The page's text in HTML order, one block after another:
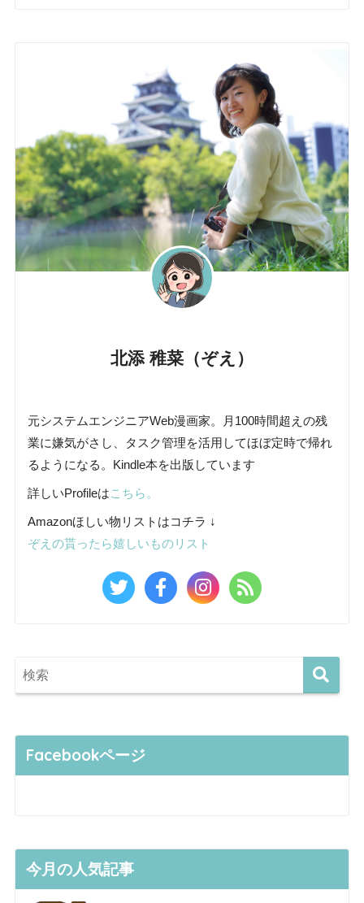
北添 稚菜（ぞえ）
元システムエンジニアWeb漫画家。月100時間超えの残
業に嫌気がさし、タスク管理を活用してほぼ定時で帰れ
るようになる。Kindle本を出版しています
詳しいProfileはこちら。
Amazonほしい物リストはコチラ ↓
ぞえの貰ったら嬉しいものリスト
Facebookページ
今月の人気記事